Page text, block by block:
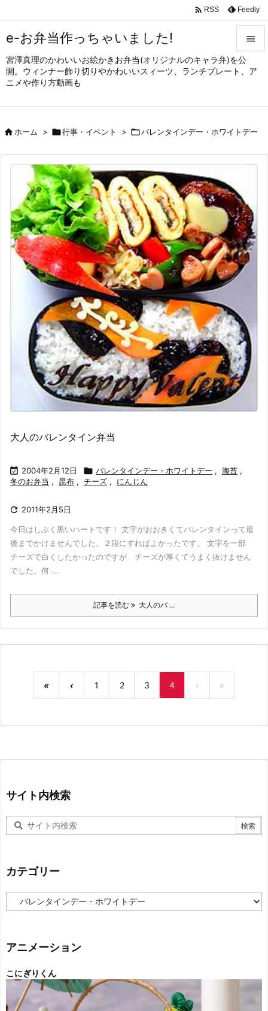
e-お弁当作っちゃいました!
宮澤真理のかわいいお絵かきお弁当(オリジナルのキャラ弁)を公
開。ウィンナー飾り切りやかわいいスィーツ、ランチプレート、ア
ニメや作り方動画も


メニュ
サイド

前へ

検索
 RSS Feedly
ホーム > 行事・イベント > バレンタインデー・ホワイトデー
大人のバレンタイン弁当
 2004年2月12日  バレンタインデー・ホワイトデー , 海苔 ,
冬のお弁当 , 昆布 , チーズ , にんじん
 2011年2月5日
今日はしぶく黒いハートです！ 文字がおおきくてバレンタインって最
後までかけませんでした。２段にすればよかったです。 文字を一部
チーズで白くしたかったのですが チーズが厚くてうまく抜けません
でした。何 ...
記事を読む 大人のバ ...
« ‹ 1 2 3 4 › »
サイト内検索
カテゴリー
ー
アニメーション
こにぎりくん